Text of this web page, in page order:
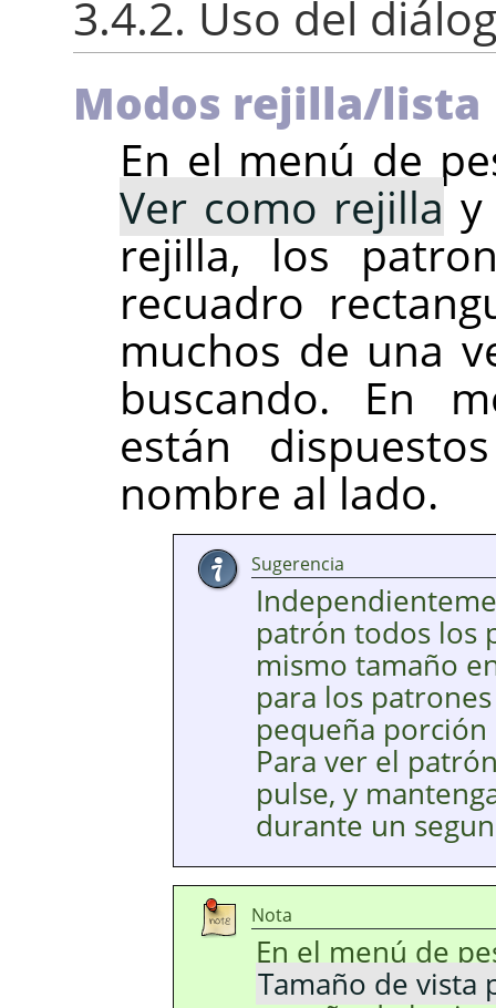
3.4.2. Uso del
Modos rejilla/lista
En el menú de
Ver como rejilla
rejilla, los
recuadro
muchos de una
buscando. En
están
nombre al lado.
Sugerencia
patrón todos los
mismo tamaño
para los
pequeña
Para ver el
pulse, y
durante un
Nota
En el menú de
Tamaño de vista